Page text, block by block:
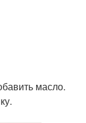
масло.